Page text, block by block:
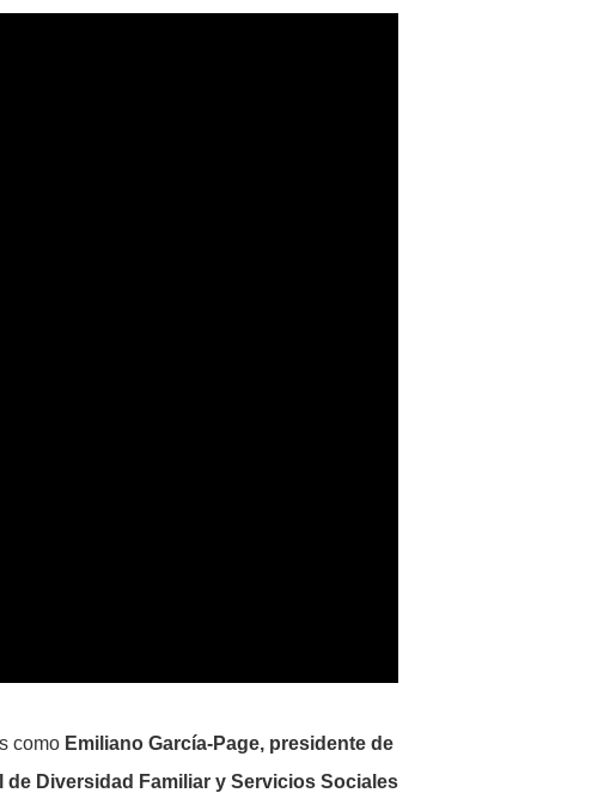
como Emiliano García-Page, presidente de
de Diversidad Familiar y Servicios Sociales